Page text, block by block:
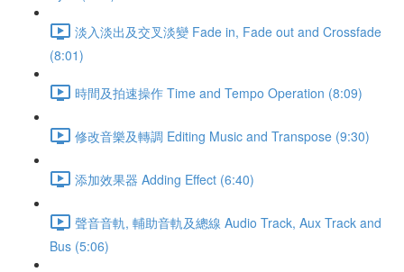
淡入淡出及交叉淡變 Fade in, Fade out and Crossfade
(8:01)
時間及拍速操作 Time and Tempo Operation (8:09)
修改音樂及轉調 Editing Music and Transpose (9:30)
添加效果器 Adding Effect (6:40)
聲音音軌, 輔助音軌及總線 Audio Track, Aux Track and
Bus (5:06)